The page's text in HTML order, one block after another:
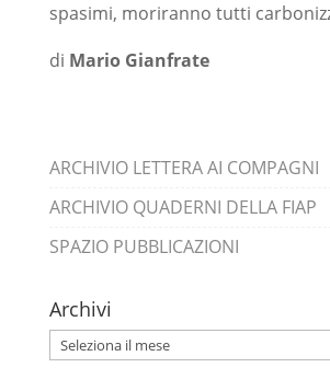
spasimi, moriranno tutti
di Mario Gianfrate
ARCHIVIO LETTERA AI COMPAGNI
ARCHIVIO QUADERNI DELLA FIAP
SPAZIO PUBBLICAZIONI
Archivi
Archivi